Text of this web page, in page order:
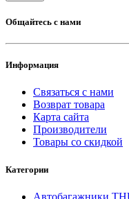
Общайтесь с нами
Информация
Связаться с нами
Возврат товара
Карта сайта
Производители
Товары со скидкой
Категории
Автобагажники